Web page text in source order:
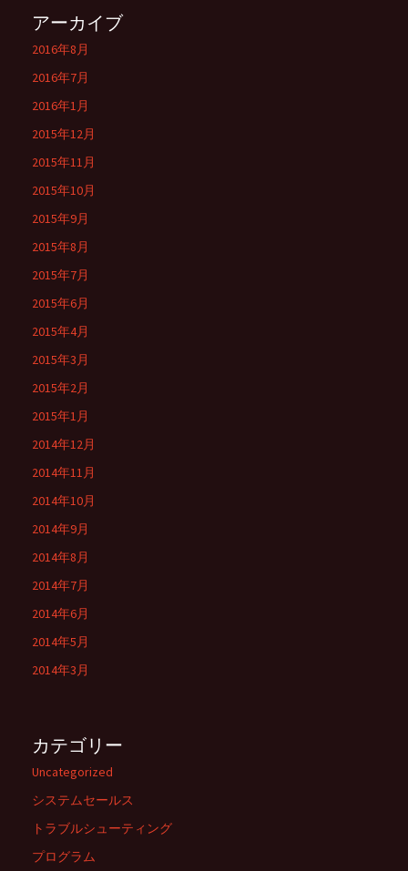
アーカイブ
2016年8月
2016年7月
2016年1月
2015年12月
2015年11月
2015年10月
2015年9月
2015年8月
2015年7月
2015年6月
2015年4月
2015年3月
2015年2月
2015年1月
2014年12月
2014年11月
2014年10月
2014年9月
2014年8月
2014年7月
2014年6月
2014年5月
2014年3月
カテゴリー
Uncategorized
システムセールス
トラブルシューティング
プログラム